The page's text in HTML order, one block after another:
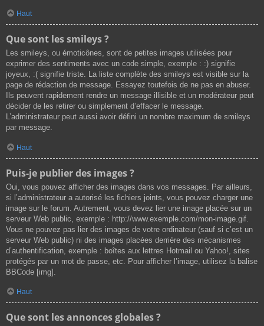
Haut
Que sont les smileys ?
Les smileys, ou émoticônes, sont de petites images utilisées pour
exprimer des sentiments avec un code simple, exemple : :) signifie
joyeux, :( signifie triste. La liste complète des smileys est visible sur la
page de rédaction de message. Essayez toutefois de ne pas en abuser.
Ils peuvent rapidement rendre un message illisible et un modérateur peut
décider de les retirer ou simplement d’effacer le message.
L’administrateur peut aussi avoir défini un nombre maximum de smileys
par message.
Haut
Puis-je publier des images ?
Oui, vous pouvez afficher des images dans vos messages. Par ailleurs,
si l’administrateur a autorisé les fichiers joints, vous pouvez charger une
image sur le forum. Autrement, vous devez lier une image placée sur un
serveur Web public, exemple : http://www.exemple.com/mon-image.gif.
Vous ne pouvez pas lier des images de votre ordinateur (sauf si c’est un
serveur Web public) ni des images placées derrière des mécanismes
d’authentification, exemple : boîtes aux lettres Hotmail ou Yahoo!, sites
protégés par un mot de passe, etc. Pour afficher l’image, utilisez la balise
BBCode [img].
Haut
Que sont les annonces globales ?